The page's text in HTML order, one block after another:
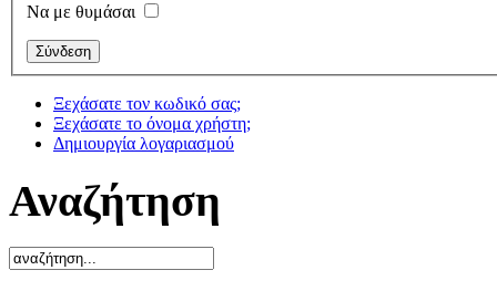
Να με θυμάσαι
Ξεχάσατε τον κωδικό σας;
Ξεχάσατε το όνομα χρήστη;
Δημιουργία λογαριασμού
Αναζήτηση